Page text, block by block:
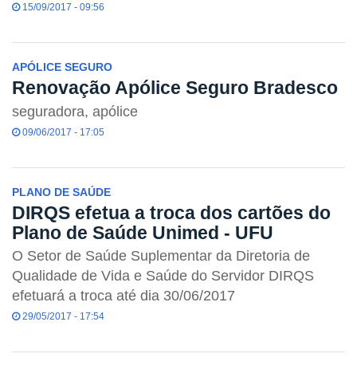
15/09/2017 - 09:56
APÓLICE SEGURO
Renovação Apólice Seguro Bradesco
seguradora, apólice
09/06/2017 - 17:05
PLANO DE SAÚDE
DIRQS efetua a troca dos cartões do
Plano de Saúde Unimed - UFU
O Setor de Saúde Suplementar da Diretoria de
Qualidade de Vida e Saúde do Servidor DIRQS
efetuará a troca até dia 30/06/2017
29/05/2017 - 17:54